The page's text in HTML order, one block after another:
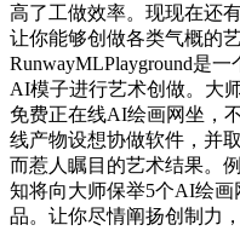
高了工做效率。现现在还
让你能够创做各类气概的
RunwayMLPlayground是
AI模子进行艺术创做。大
免费正在线AI绘画网坐，
线产物设想协做软件，并
而惹人瞩目的艺术结果。
知将向大师保举5个AI绘
品。让你尽情阐扬创制力